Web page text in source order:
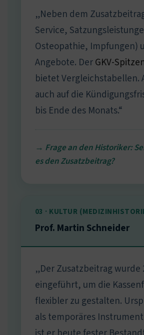
„Neben dem
Service,
Osteopathie, Impfungen)
Angebote. DerGKV-
bietet Vergleichstabellen.
auch auf die
bis Ende des Monats.“
→ Frage an den Historiker:
es den Zusatzbeitrag?
03 · KULTUR
Prof. Martin Schneider
„Der Zusatzbeitrag wurde
eingeführt, um die
flexibler zu gestalten.
als temporäres